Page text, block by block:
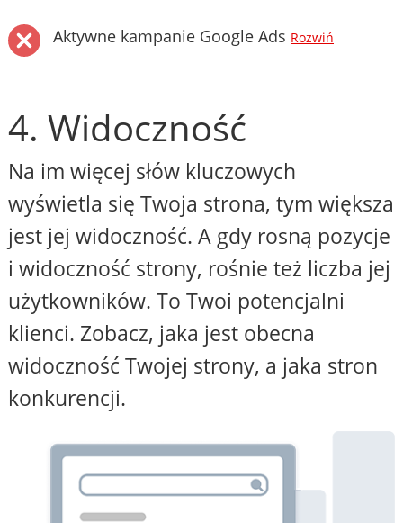
Aktywne kampanie Google Ads Rozwiń
4. Widoczność
Na im więcej słów kluczowych
wyświetla się Twoja strona, tym większa
jest jej widoczność. A gdy rosną pozycje
i widoczność strony, rośnie też liczba jej
użytkowników. To Twoi potencjalni
klienci. Zobacz, jaka jest obecna
widoczność Twojej strony, a jaka stron
konkurencji.